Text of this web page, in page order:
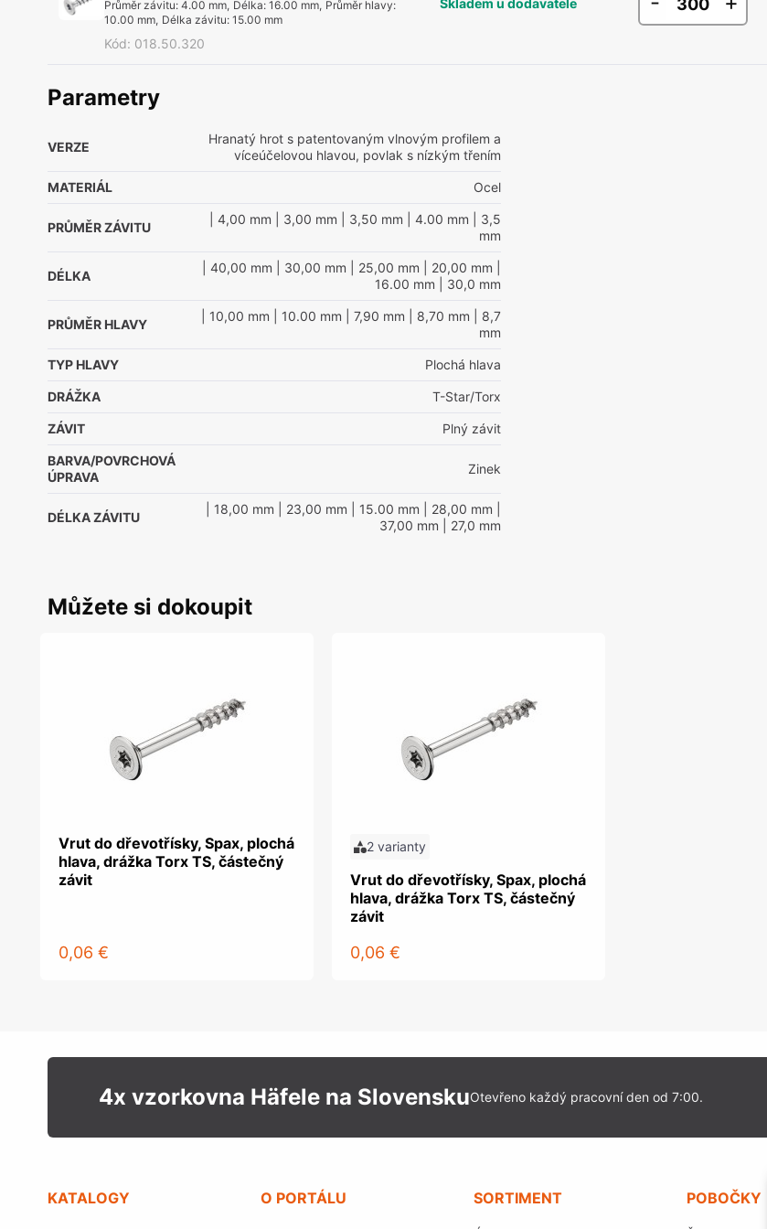
Průměr závitu: 4.00 mm, Délka: 16.00 mm, Průměr hlavy:
10.00 mm, Délka závitu: 15.00 mm
Kód: 018.50.320
Skladem u dodavatele
Parametry
VERZE
Hranatý hrot s patentovaným vlnovým profilem a
víceúčelovou hlavou, povlak s nízkým třením
MATERIÁL Ocel
PRŮMĚR ZÁVITU
| 4,00 mm | 3,00 mm | 3,50 mm | 4.00 mm | 3,5
mm
DÉLKA
| 40,00 mm | 30,00 mm | 25,00 mm | 20,00 mm
16.00 mm | 30,0 mm
PRŮMĚR HLAVY
| 10,00 mm | 10.00 mm | 7,90 mm | 8,70 mm | 8,7
mm
TYP HLAVY Plochá hlava
DRÁŽKA T-Star/Torx
ZÁVIT Plný závit
BARVA/POVRCHOVÁ
ÚPRAVA
Zinek
DÉLKA ZÁVITU
| 18,00 mm | 23,00 mm | 15.00 mm | 28,00 mm
37,00 mm | 27,0 mm
Můžete si dokoupit
Vrut do dřevotřísky, Spax, plochá
hlava, drážka Torx TS, částečný
závit
0,06 €
2 varianty
Vrut do dřevotřísky, Spax, plochá
hlava, drážka Torx TS, částečný
závit
0,06 €
4x vzorkovna Häfele na SlovenskuOtevřeno každý pracovní den od 7:00.
KATALOGY O PORTÁLU SORTIMENT POBOČKY